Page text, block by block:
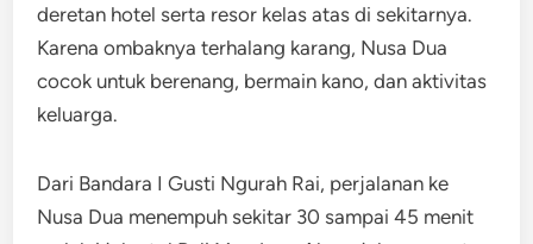
deretan hotel serta resor kelas atas di sekitarnya.
Karena ombaknya terhalang karang, Nusa Dua
cocok untuk berenang, bermain kano, dan aktivitas
keluarga.
Dari Bandara I Gusti Ngurah Rai, perjalanan ke
Nusa Dua menempuh sekitar 30 sampai 45 menit